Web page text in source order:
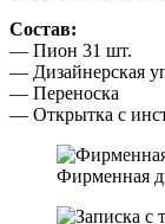
Состав:
— Пион 31 шт.
— Дизайнерская
— Переноска
— Открытка с
Фирменная